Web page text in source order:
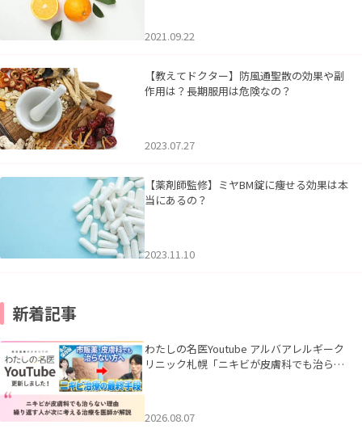
2021.09.22
【教えてドクター】防風通聖散の効果や副
作用は？長期服用は危険なの？
2023.07.27
【薬剤師監修】ミヤBM錠に痩せる効果は本
当にあるの？
2023.11.10
新着記事
わたしの名医Youtube アルバアレルギーク
リニック札幌「ニキビが皮膚科でも治らな
2026.08.07